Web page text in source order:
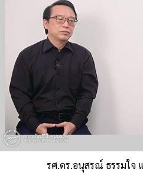
รศ.ดร.อนุสรณ์ ธรรมใจ